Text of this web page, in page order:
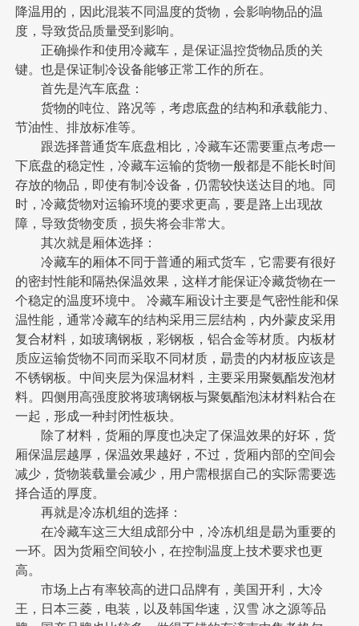
降温用的，因此混装不同温度的货物，会影响物品的温
度，导致货品质量受到影响。
正确操作和使用冷藏车，是保证温控货物品质的关
键。也是保证制冷设备能够正常工作的所在。
首先是汽车底盘：
货物的吨位、路况等，考虑底盘的结构和承载能力、
节油性、排放标准等。
跟选择普通货车底盘相比，冷藏车还需要重点考虑一
下底盘的稳定性，冷藏车运输的货物一般都是不能长时间
存放的物品，即使有制冷设备，仍需较快送达目的地。同
时，冷藏货物对运输环境的要求更高，要是路上出现故
障，导致货物变质，损失将会非常大。
其次就是厢体选择：
冷藏车的厢体不同于普通的厢式货车，它需要有很好
的密封性能和隔热保温效果，这样才能保证冷藏货物在一
个稳定的温度环境中。 冷藏车厢设计主要是气密性能和保
温性能，通常冷藏车的结构采用三层结构，内外蒙皮采用
复合材料，如玻璃钢板，彩钢板，铝合金等材质。内板材
质应运输货物不同而采取不同材质，朂贵的内材板应该是
不锈钢板。中间夹层为保温材料，主要采用聚氨酯发泡材
料。四侧用高强度胶将玻璃钢板与聚氨酯泡沫材料粘合在
一起，形成一种封闭性板块。
除了材料，货厢的厚度也决定了保温效果的好坏，货
厢保温层越厚，保温效果越好，不过，货厢内部的空间会
减少，货物装载量会减少，用户需根据自己的实际需要选
择合适的厚度。
再就是冷冻机组的选择：
在冷藏车这三大组成部分中，冷冻机组是朂为重要的
一环。因为货厢空间较小，在控制温度上技术要求也更
高。
市场上占有率较高的进口品牌有，美国开利，大冷
王，日本三菱，电装，以及韩国华速，汉雪 冰之源等品